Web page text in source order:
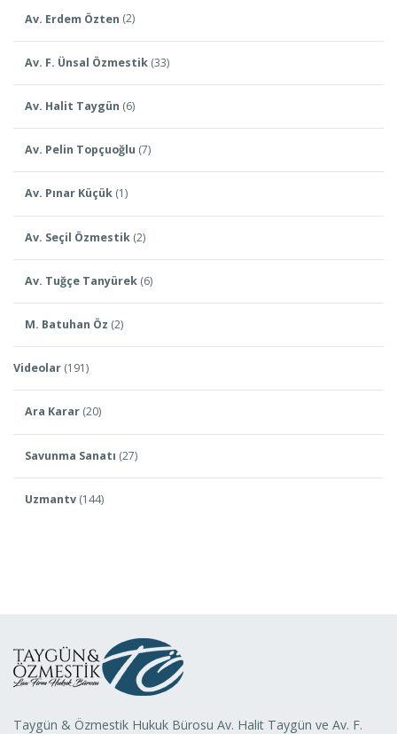
Av. Erdem Özten (2)
Av. F. Ünsal Özmestik (33)
Av. Halit Taygün (6)
Av. Pelin Topçuoğlu (7)
Av. Pınar Küçük (1)
Av. Seçil Özmestik (2)
Av. Tuğçe Tanyürek (6)
M. Batuhan Öz (2)
Videolar (191)
Ara Karar (20)
Savunma Sanatı (27)
Uzmantv (144)
Taygün & Özmestik Hukuk Bürosu Av. Halit Taygün ve Av. F.